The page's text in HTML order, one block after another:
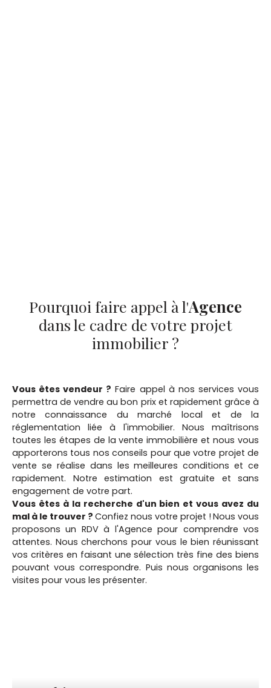
Pourquoi faire appel à l'Agence
dans le cadre de votre projet
immobilier ?
Vous êtes vendeur ? Faire appel à nos services vous
permettra de vendre au bon prix et rapidement grâce à
notre connaissance du marché local et de la
réglementation liée à l'immobilier. Nous maîtrisons
toutes les étapes de la vente immobilière et nous vous
apporterons tous nos conseils pour que votre projet de
vente se réalise dans les meilleures conditions et ce
rapidement. Notre estimation est gratuite et sans
engagement de votre part.
Vous êtes à la recherche d'un bien et vous avez du
mal à le trouver ? Confiez nous votre projet ! Nous vous
proposons un RDV à l'Agence pour comprendre vos
attentes. Nous cherchons pour vous le bien réunissant
vos critères en faisant une sélection très fine des biens
pouvant vous correspondre. Puis nous organisons les
visites pour vous les présenter.